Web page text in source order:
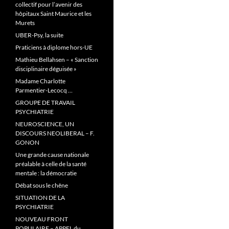
collectif pour l’avenir des
hôpitaux Saint Maurice et les
Murets
UBER-Psy, la suite
Praticiens à diplome hors-UE
Mathieu Bellahsen – « Sanction
disciplinaire déguisée »
Madame Charlotte
Parmentier-Lecocq …
GROUPE DE TRAVAIL
PSYCHIATRIE
NEUROSCIENCE, UN
DISCOURS NEOLIBERAL – F.
GONON
Une grande cause nationale
préalable à celle de la santé
mentale : la démocratie
Débat sous le chêne
SITUATION DE LA
PSYCHIATRIE
NOUVEAU FRONT